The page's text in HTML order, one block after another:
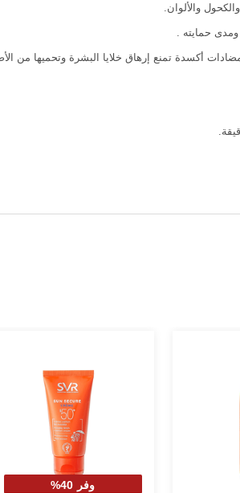
والألوان.
ومدى حمايته .
وفر 40%